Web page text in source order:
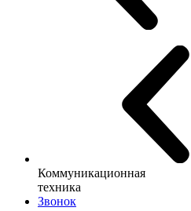
Коммуникационная
техника
Звонок